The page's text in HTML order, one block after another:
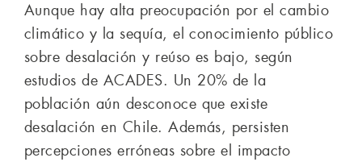
Aunque hay alta preocupación por el cambio
climático y la sequía, el conocimiento público
sobre desalación y reúso es bajo, según
estudios de ACADES. Un 20% de la
población aún desconoce que existe
desalación en Chile. Además, persisten
percepciones erróneas sobre el impacto